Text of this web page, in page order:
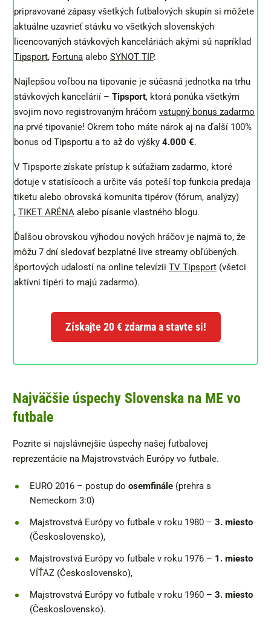
pripravované zápasy všetkých futbalových skupín si môžete
aktuálne uzavrieť stávku vo všetkých slovenských
licencovaných stávkových kanceláriách akými sú napríklad
Tipsport, Fortuna alebo SYNOT TIP.
Najlepšou voľbou na tipovanie je súčasná jednotka na trhu
stávkových kancelárií – Tipsport, ktorá ponúka všetkým
svojim novo registrovaným hráčom vstupný bonus zadarmo
na prvé tipovanie! Okrem toho máte nárok aj na ďalší 100%
bonus od Tipsportu a to až do výšky 4.000 €.
V Tipsporte získate prístup k súťažiam zadarmo, ktoré
dotuje v statisícoch a určite vás poteší top funkcia predaja
tiketu alebo obrovská komunita tipérov (fórum, analýzy)
, TIKET ARÉNA alebo písanie vlastného blogu.
Ďalšou obrovskou výhodou nových hráčov je najmä to, že
môžu 7 dní sledovať bezplatné live streamy obľúbených
športových udalostí na online televízii TV Tipsport (všetci
aktívni tipéri to majú zadarmo).
Získajte 20 € zdarma a stavte si!
Najväčšie úspechy Slovenska na ME vo
futbale
Pozrite si najslávnejšie úspechy našej futbalovej
reprezentácie na Majstrovstvách Európy vo futbale.
EURO 2016 – postup do osemfinále (prehra s
Nemeckom 3:0)
Majstrovstvá Európy vo futbale v roku 1980 – 3. miesto
(Československo),
Majstrovstvá Európy vo futbale v roku 1976 – 1. miesto
VÍŤAZ (Československo),
Majstrovstvá Európy vo futbale v roku 1960 – 3. miesto
(Československo).